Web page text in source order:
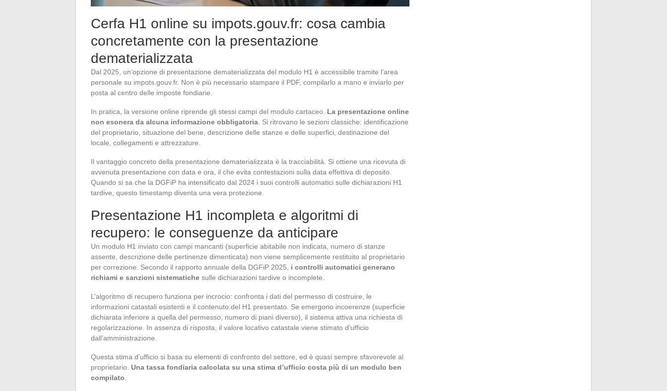
Cerfa H1 online su impots.gouv.fr: cosa cambia
concretamente con la presentazione
dematerializzata
Dal 2025, un’opzione di presentazione dematerializzata del modulo H1 è accessibile tramite l’area
personale su impots.gouv.fr. Non è più necessario stampare il PDF, compilarlo a mano e inviarlo per
posta al centro delle imposte fondiarie.
In pratica, la versione online riprende gli stessi campi del modulo cartaceo. La presentazione online
non esonera da alcuna informazione obbligatoria . Si ritrovano le sezioni classiche: identificazione
del proprietario, situazione del bene, descrizione delle stanze e delle superfici, destinazione del
locale, collegamenti e attrezzature.
Il vantaggio concreto della presentazione dematerializzata è la tracciabilità. Si ottiene una ricevuta di
avvenuta presentazione con data e ora, il che evita contestazioni sulla data effettiva di deposito.
Quando si sa che la DGFiP ha intensificato dal 2024 i suoi controlli automatici sulle dichiarazioni H1
tardive, questo timestamp diventa una vera protezione.
Presentazione H1 incompleta e algoritmi di
recupero: le conseguenze da anticipare
Un modulo H1 inviato con campi mancanti (superficie abitabile non indicata, numero di stanze
assente, descrizione delle pertinenze dimenticata) non viene semplicemente restituito al proprietario
per correzione. Secondo il rapporto annuale della DGFiP 2025, i controlli automatici generano
richiami e sanzioni sistematiche sulle dichiarazioni tardive o incomplete.
L’algoritmo di recupero funziona per incrocio: confronta i dati del permesso di costruire, le
informazioni catastali esistenti e il contenuto del H1 presentato. Se emergono incoerenze (superficie
dichiarata inferiore a quella del permesso, numero di piani diverso), il sistema attiva una richiesta di
regolarizzazione. In assenza di risposta, il valore locativo catastale viene stimato d’ufficio
dall’amministrazione.
Questa stima d’ufficio si basa su elementi di confronto del settore, ed è quasi sempre sfavorevole al
proprietario. Una tassa fondiaria calcolata su una stima d’ufficio costa più di un modulo ben
compilato